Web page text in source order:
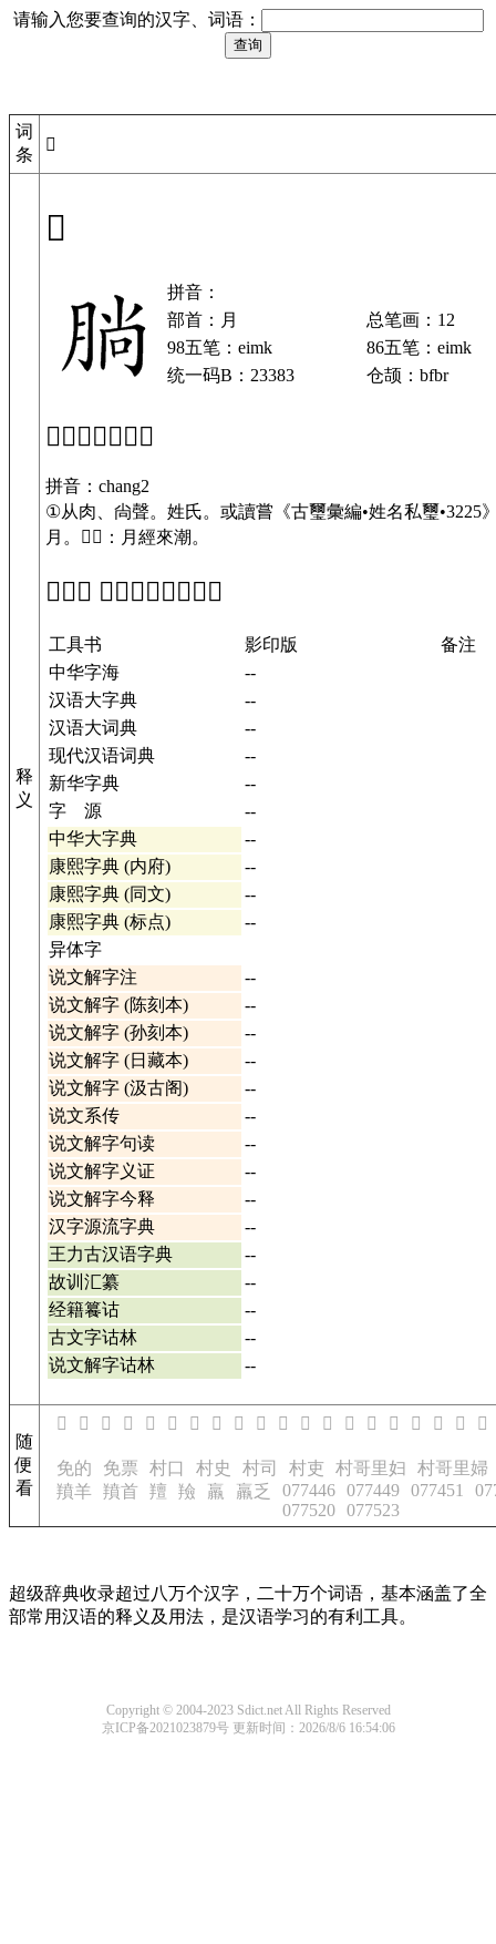
请输入您要查询的汉字、词语：
词
条
𣎃
释
义
𣎃
拼音：
部首：月
总笔画：12
98五笔：eimk
86五笔：eimk
统一码B：23383
仓颉：bfbr
「𣎃」基本解释
拼音：chang2
①从肉、尙聲。姓氏。或讀嘗《古璽彙編•姓名私璽•3225
月。𧡊𣎃：月經來潮。
「𣎃」 在工具书中的解释
工具书 影印版
备注
中华字海
--
汉语大字典
--
汉语大词典
--
现代汉语词典
--
新华字典
--
字 源
--
中华大字典
--
康熙字典 (内府)
--
康熙字典 (同文)
--
康熙字典 (标点)
--
异体字
说文解字注
--
说文解字 (陈刻本)
--
说文解字 (孙刻本)
--
说文解字 (日藏本)
--
说文解字 (汲古阁)
--
说文系传
--
说文解字句读
--
说文解字义证
--
说文解字今释
--
汉字源流字典
--
王力古汉语字典
--
故训汇纂
--
经籍籑诂
--
古文字诂林
--
说文解字诂林
--
随
便
看
𬌛 𬌜 𬌞 𬌟 𬌠 𬌡 𬌢 𬌣 𬌤 𬌥 𬌦 𬌨 𬌩 𬌫 𬌬 𬌭 𬌮 𬌯 𬌰 𬌱
免的 免票 村口 村史 村司 村吏 村哥里妇
村哥里婦
羵羊 羵首 羶 羷 羸 羸乏 077446 077449 077451
077520 077523
超级辞典收录超过八万个汉字，二十万个词语，基本涵盖了全
部常用汉语的释义及用法，是汉语学习的有利工具。
Copyright © 2004-2023 Sdict.net All Rights Reserved
京ICP备2021023879号更新时间：2026/8/6 16:54:06